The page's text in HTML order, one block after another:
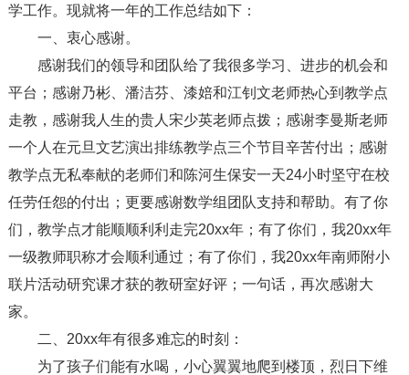
学工作。现就将一年的工作总结如下：
一、衷心感谢。
感谢我们的领导和团队给了我很多学习、进步的机会和
平台；感谢乃彬、潘洁芬、漆婄和江钊文老师热心到教学点
走教，感谢我人生的贵人宋少英老师点拨；感谢李曼斯老师
一个人在元旦文艺演出排练教学点三个节目辛苦付出；感谢
教学点无私奉献的老师们和陈河生保安一天24小时坚守在校
任劳任怨的付出；更要感谢数学组团队支持和帮助。有了你
们，教学点才能顺顺利利走完20xx年；有了你们，我20xx年
一级教师职称才会顺利通过；有了你们，我20xx年南师附小
联片活动研究课才获的教研室好评；一句话，再次感谢大
家。
二、20xx年有很多难忘的时刻：
为了孩子们能有水喝，小心翼翼地爬到楼顶，烈日下维